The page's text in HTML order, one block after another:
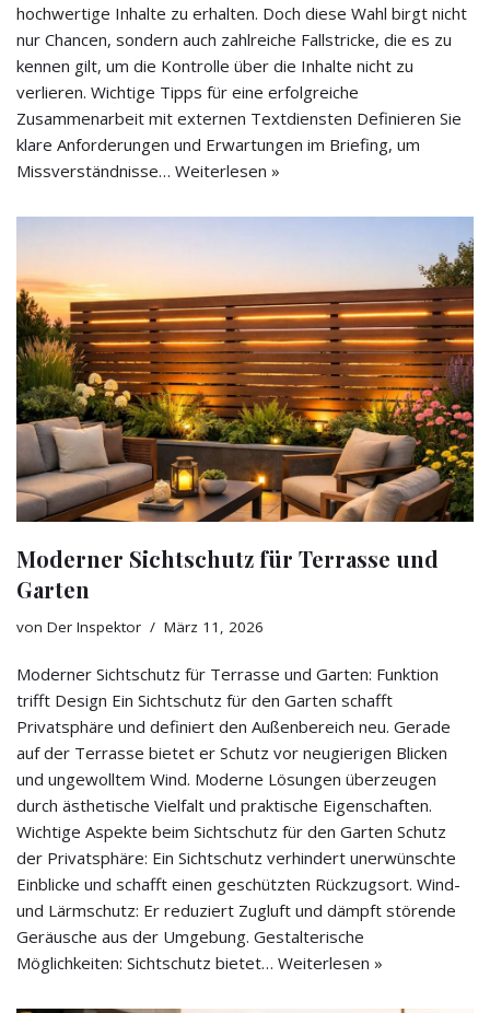
hochwertige Inhalte zu erhalten. Doch diese Wahl birgt nicht
nur Chancen, sondern auch zahlreiche Fallstricke, die es zu
kennen gilt, um die Kontrolle über die Inhalte nicht zu
verlieren. Wichtige Tipps für eine erfolgreiche
Zusammenarbeit mit externen Textdiensten Definieren Sie
klare Anforderungen und Erwartungen im Briefing, um
Missverständnisse… Weiterlesen »
Moderner Sichtschutz für Terrasse und
Garten
von Der Inspektor März 11, 2026
Moderner Sichtschutz für Terrasse und Garten: Funktion
trifft Design Ein Sichtschutz für den Garten schafft
Privatsphäre und definiert den Außenbereich neu. Gerade
auf der Terrasse bietet er Schutz vor neugierigen Blicken
und ungewolltem Wind. Moderne Lösungen überzeugen
durch ästhetische Vielfalt und praktische Eigenschaften.
Wichtige Aspekte beim Sichtschutz für den Garten Schutz
der Privatsphäre: Ein Sichtschutz verhindert unerwünschte
Einblicke und schafft einen geschützten Rückzugsort. Wind-
und Lärmschutz: Er reduziert Zugluft und dämpft störende
Geräusche aus der Umgebung. Gestalterische
Möglichkeiten: Sichtschutz bietet… Weiterlesen »